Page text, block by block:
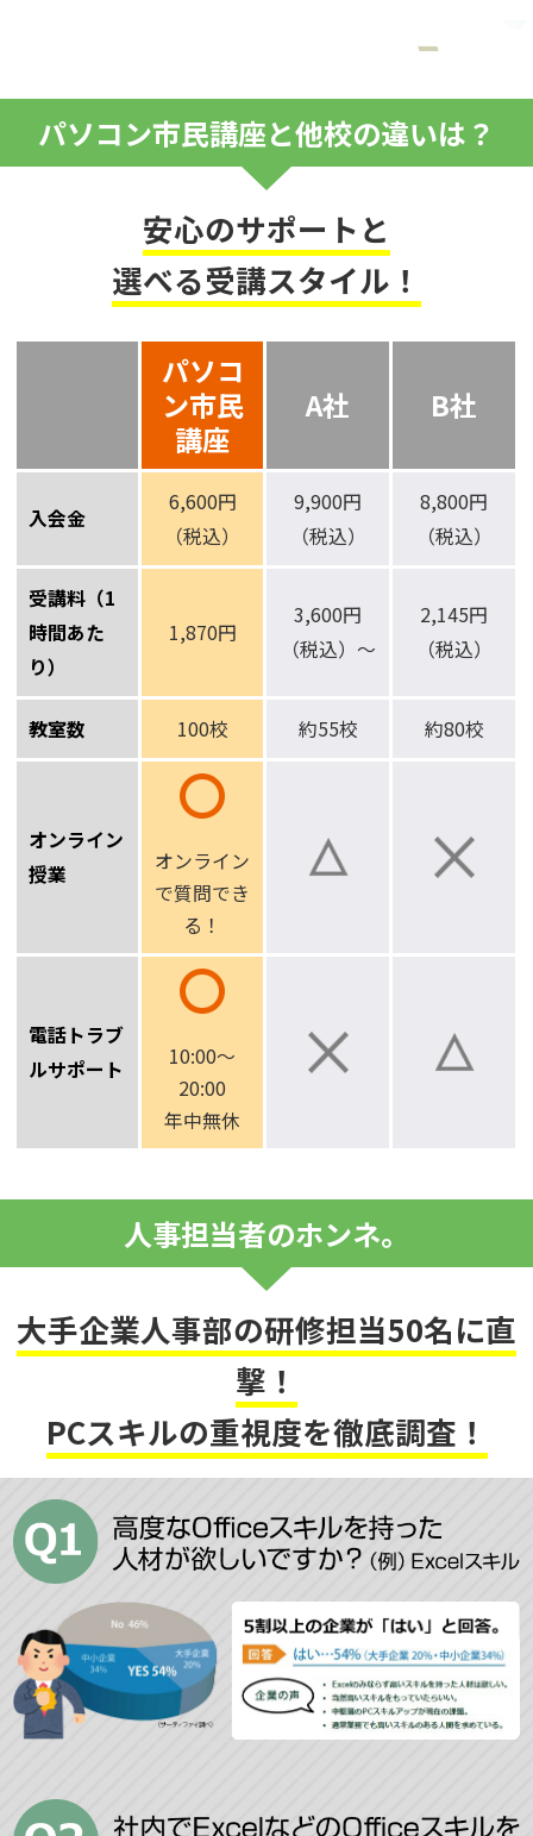
パソコン市民講座と他校の違いは？
安心のサポートと
選べる受講スタイル！
パソコ
ン市民
講座
A社 B社
入会金
6,600円
（税込）
9,900円
（税込）
8,800円
（税込）
受講料（1
時間あた
り）
1,870円
3,600円
（税込）～
2,145円
（税込）
教室数 100校 約55校 約80校
オンライン
授業
オンライン
で質問でき
る！
電話トラブ
ルサポート
10:00～
20:00
年中無休
人事担当者のホンネ。
大手企業人事部の研修担当50名に直
撃！
PCスキルの重視度を徹底調査！